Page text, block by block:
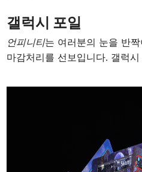
갤럭시 포일
언피니티는 여러분의 눈을 반
마감처리를 선보입니다. 갤럭